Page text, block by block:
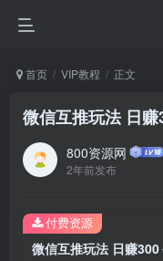
首页 VIP教程 正文
微信互推玩法 日
800资源网
2年前发布
微信互推玩法 日赚
付费资源